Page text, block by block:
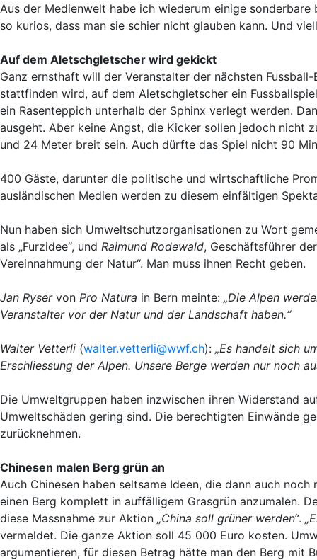
Aus der Medienwelt habe ich wiederum einige
so kurios, dass man sie schier nicht glauben kann. Und
Auf dem Aletschgletscher wird gekickt
Ganz ernsthaft will der Veranstalter der nächsten
stattfinden wird, auf dem Aletschgletscher ein
ein Rasenteppich unterhalb der Sphinx verlegt werden.
ausgeht. Aber keine Angst, die Kicker sollen jedoch nicht
und 24 Meter breit sein. Auch dürfte das Spiel nicht 90
400 Gäste, darunter die politische und wirtschaftliche
ausländischen Medien werden zu diesem einfältigen
Nun haben sich Umweltschutzorganisationen zu Wort
als „Furzidee“, und Raimund Rodewald, Geschäftsführer
Vereinnahmung der Natur“. Man muss ihnen Recht geben.
Jan Ryservon Pro Natura in Bern meinte: „Die Alpen
Veranstalter vor der Natur und der Landschaft haben.“
Walter Vetterli (walter.vetterli@wwf.ch): „Es handelt sich
Erschliessung der Alpen. Unsere Berge werden nur noch
Die Umweltgruppen haben inzwischen ihren Widerstand
Umweltschäden gering sind. Die berechtigten Einwände
zurücknehmen.
Chinesen malen Berg grün an
Auch Chinesen haben seltsame Ideen, die dann auch
einen Berg komplett in auffälligem Grasgrün anzumalen.
diese Massnahme zur Aktion „China soll grüner werden“.
vermeldet. Die ganze Aktion soll 45 000 Euro kosten.
argumentieren, für diesen Betrag hätte man den Berg mit